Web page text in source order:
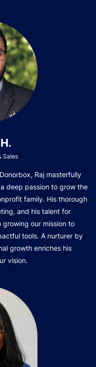
Sales
Raj masterfully
deep passion to grow the
family. His thorough
and his talent for
our mission to
tools. A nurturer by
growth enriches his
vision.